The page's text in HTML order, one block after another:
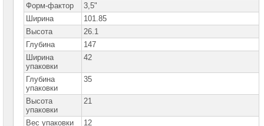
Материнские
платы
Процессоры
Intel
Процессоры
AMD
Модули
памяти
Форм-фактор
3,5"
Ширина
101.85
Высота
26.1
Глубина
147
Ширина
упаковки
42
Глубина
упаковки
35
Высота
упаковки
21
Вес упаковки
12